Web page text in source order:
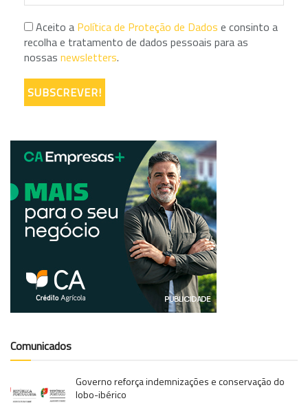
Aceito a Política de Proteção de Dados e consinto a
recolha e tratamento de dados pessoais para as
nossas newsletters.
Comunicados
Governo reforça indemnizações e conservação do
lobo-ibérico